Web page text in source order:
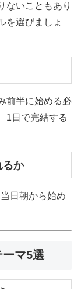
ないこともあり
を選びましょ
前半に始める必
1日で完結する
か
日朝から始め
マ5選